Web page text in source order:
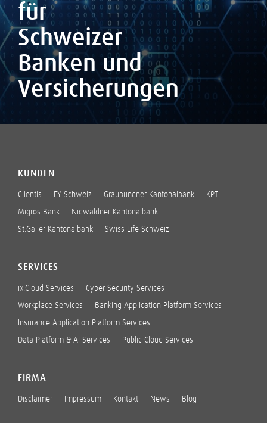
für
Schweizer
Banken und
Versicherungen
KUNDEN
Clientis EY Schweiz Graubündner Kantonalbank KPT
Migros Bank Nidwaldner Kantonalbank
St.Galler Kantonalbank Swiss Life Schweiz
SERVICES
ix.Cloud Services Cyber Security Services
Workplace Services Banking Application Platform Services
Insurance Application Platform Services
Data Platform & AI Services Public Cloud Services
FIRMA
Disclaimer Impressum Kontakt News Blog